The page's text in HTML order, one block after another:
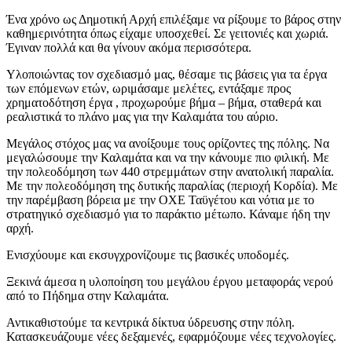
Ένα χρόνο ως Δημοτική Αρχή επιλέξαμε να ρίξουμε το βάρος στην
καθημερινότητα όπως είχαμε υποσχεθεί. Σε γειτονιές και χωριά.
Έγιναν πολλά και θα γίνουν ακόμα περισσότερα.
Υλοποιώντας τον σχεδιασμό μας, θέσαμε τις βάσεις για τα έργα
των επόμενων ετών, ωριμάσαμε μελέτες, εντάξαμε προς
χρηματοδότηση έργα , προχωρούμε βήμα – βήμα, σταθερά και
ρεαλιστικά το πλάνο μας για την Καλαμάτα του αύριο.
Μεγάλος στόχος μας να ανοίξουμε τους ορίζοντες της πόλης. Να
μεγαλώσουμε την Καλαμάτα και να την κάνουμε πιο φιλική. Με
την πολεοδόμηση των 440 στρεμμάτων στην ανατολική παραλία.
Με την πολεοδόμηση της δυτικής παραλίας (περιοχή Κορδία). Με
την παρέμβαση βόρεια με την ΟΧΕ Ταϋγέτου και νότια με το
στρατηγικό σχεδιασμό για το παράκτιο μέτωπο. Κάναμε ήδη την
αρχή.
Ενισχύουμε και εκσυγχρονίζουμε τις βασικές υποδομές.
Ξεκινά άμεσα η υλοποίηση του μεγάλου έργου μεταφοράς νερού
από το Πήδημα στην Καλαμάτα.
Αντικαθιστούμε τα κεντρικά δίκτυα ύδρευσης στην πόλη.
Κατασκευάζουμε νέες δεξαμενές, εφαρμόζουμε νέες τεχνολογίες.